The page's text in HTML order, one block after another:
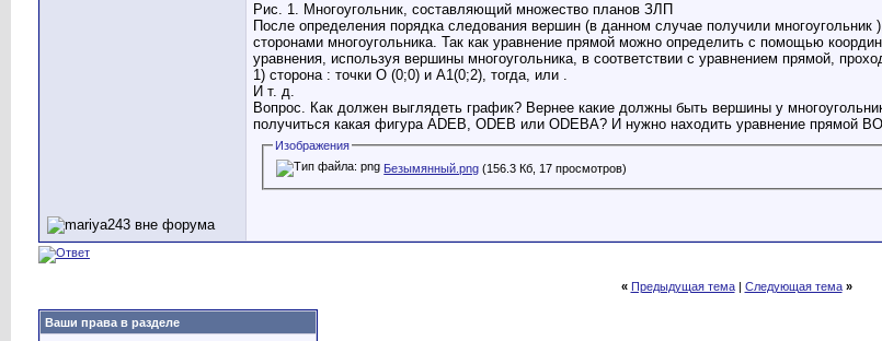
Рис. 1. Многоугольник, составляющий множество планов ЗЛП
После определения порядка следования вершин (в данном случае получили
сторонами многоугольника. Так как уравнение прямой можно определить с помощью
уравнения, используя вершины многоугольника, в соответствии с уравнением прямой,
1) сторона : точки О (0;0) и А1(0;2), тогда, или .
И т. д.
Вопрос. Как должен выглядеть график? Вернее какие должны быть вершины у
получиться какая фигура ADEB, ODEB или ODEBA? И нужно находить уравнение прямой
Изображения
Безымянный.png (156.3 Кб, 17 просмотров)
« Предыдущая тема| Следующая тема »
Ваши права в разделе